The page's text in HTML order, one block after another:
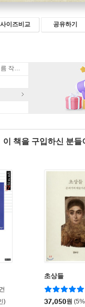
사이즈비교 공유하기
뮤지컬 〈휴남동 서점〉X 황보름 작가 북토크
이 책을 구입하신 분
)
초상들
37,050원